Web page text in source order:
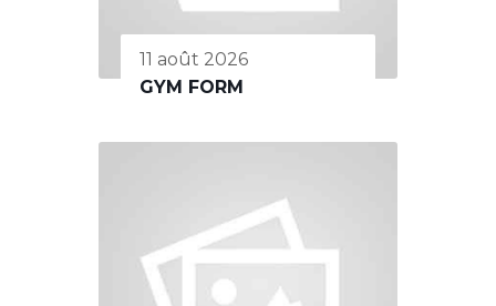
11 août 2026
GYM FORM